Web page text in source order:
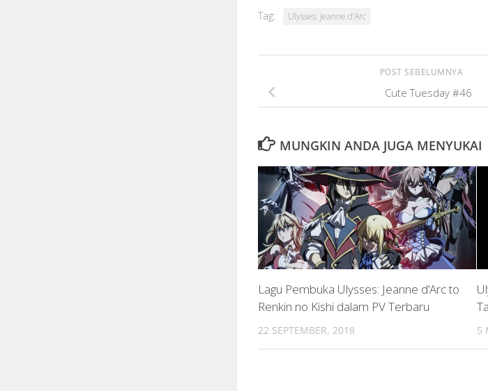
Tag: Ulysses: Jeanne d’Arc
POST SEBELUMNYA
Cute Tuesday #46
MUNGKIN ANDA JUGA MENYUKAI
Lagu Pembuka Ulysses: Jeanne d’Arc to
Renkin no Kishi dalam PV Terbaru
22 SEPTEMBER, 2018 5